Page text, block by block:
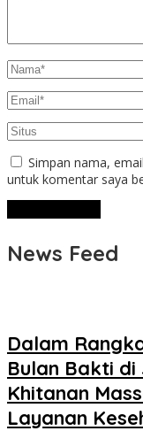
Simpan nama,
untuk komentar saya
News Feed
Dalam
Bulan Bakti
Khitanan
Layanan